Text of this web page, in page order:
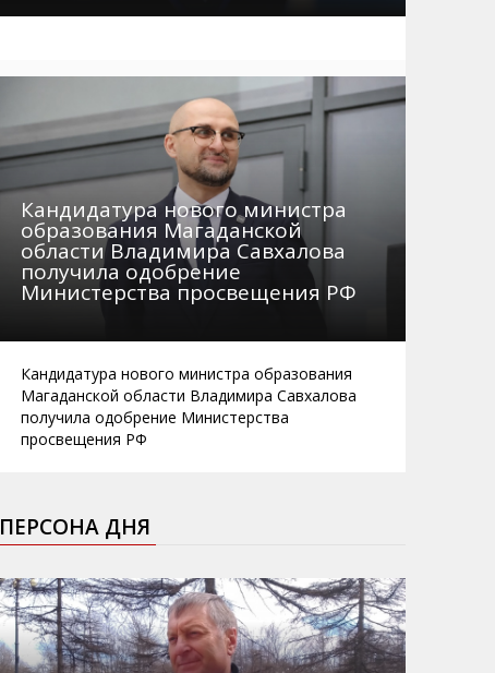
Кандидатура нового министра
образования Магаданской
области Владимира Савхалова
получила одобрение
Министерства просвещения РФ
Кандидатура нового министра образования
Магаданской области Владимира Савхалова
получила одобрение Министерства
просвещения РФ
ПЕРСОНА ДНЯ